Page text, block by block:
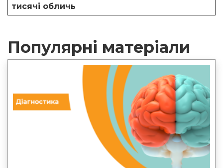
тисячі обличь
Популярні матеріали